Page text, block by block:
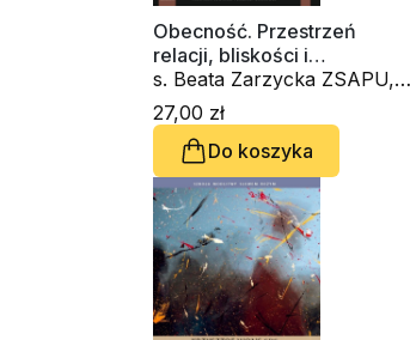
Obecność. Przestrzeń
relacji, bliskości i
tożsamości (CD-audiobook)
s. Beata Zarzycka ZSAPU,
ks. Krzysztof Wons SDS
27,00 zł
Do koszyka